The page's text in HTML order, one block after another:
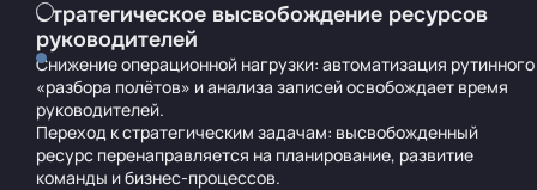
Стратегическое высвобождение ресурсов
руководителей
Снижение операционной нагрузки: автоматизация рутинного
«разбора полётов» и анализа записей освобождает время
руководителей.
Переход к стратегическим задачам: высвобожденный
ресурс перенаправляется на планирование, развитие
команды и бизнес-процессов.